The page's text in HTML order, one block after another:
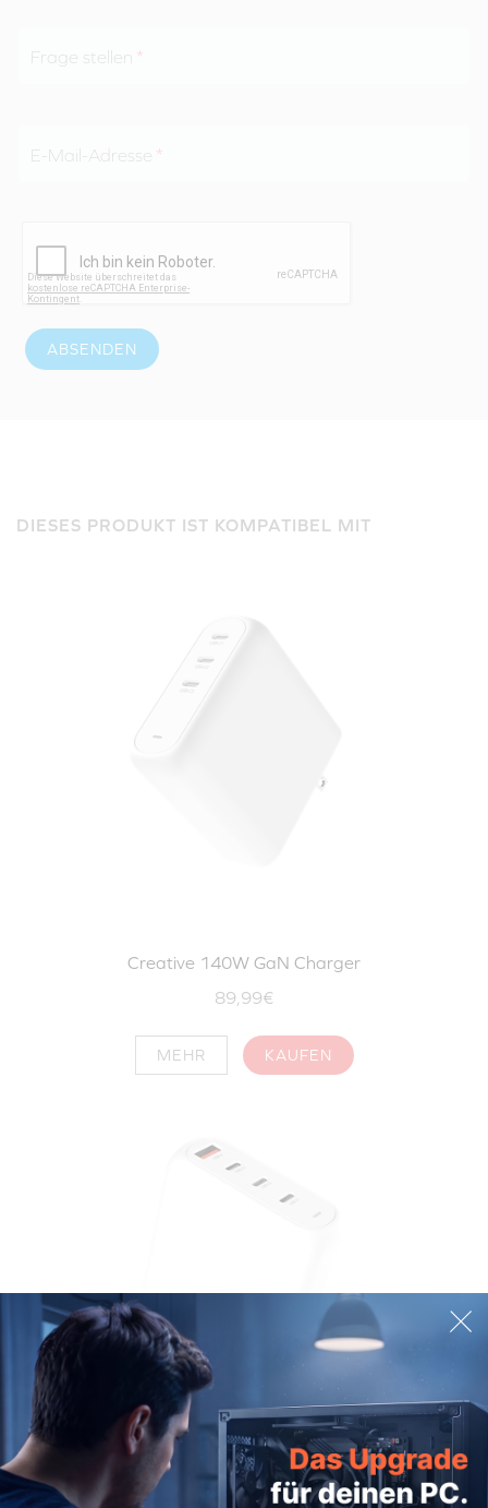
Frage stellen
E-Mail-Adresse
ABSENDEN
DIESES PRODUKT IST KOMPATIBEL MIT
Creative 140W GaN Charger
89,99€
MEHR KAUFEN
Creative 100W GaN Charger